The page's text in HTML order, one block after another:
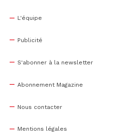
L'équipe
Publicité
S'abonner à la newsletter
Abonnement Magazine
Nous contacter
Mentions légales